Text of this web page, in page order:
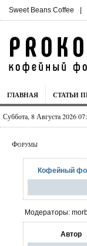
Sweet Beans Coffee |
ГЛАВНАЯ СТАТЬИ
Суббота, 8 Августа 2026
Форумы
Кофейный
Модераторы:
Автор